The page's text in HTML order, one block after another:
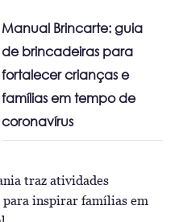
Manual Brincarte: guia
de brincadeiras para
fortalecer crianças e
famílias em tempo de
coronavírus
traz atividades
para inspirar famílias em